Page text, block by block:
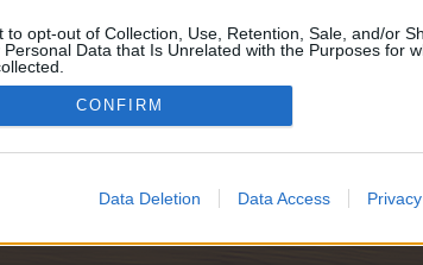
to opt-out of Collection, Use, Retention, Sale, and/or
Personal Data that Is Unrelated with the Purposes for
Out
CONFIRM
Data Deletion Data Access
jártunk vendégségben
Téma megjelenítésének opciói